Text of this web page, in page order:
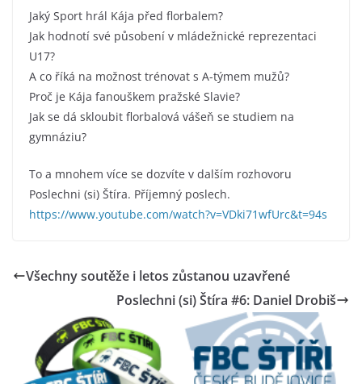
Jaký Sport hrál Kája před florbalem?
Jak hodnotí své působení v mládežnické reprezentaci
U17?
A co říká na možnost trénovat s A-týmem mužů?
Proč je Kája fanouškem pražské Slavie?
Jak se dá skloubit florbalová vášeň se studiem na
gymnáziu?
To a mnohem více se dozvíte v dalším rozhovoru
Poslechni (si) Štíra. Příjemný poslech.
https://www.youtube.com/watch?v=VDki71wfUrc&t=94s
Všechny soutěže i letos zůstanou uzavřené
Poslechni (si) Štíra #6: Daniel Drobiš